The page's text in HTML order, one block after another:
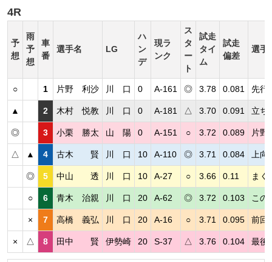
4R
予
想
雨
予
想
車
番
選手名 LG
ハ
ン
デ
現ラ
ンク
ス
タ
ー
ト
試走
タイ
ム
試走
偏差
選手
○ 1 片野 利沙 川 口 0 A-161 ◎ 3.78 0.081 先行
▲ 2 木村 悦教 川 口 0 A-181 △ 3.70 0.091 立ち
◎ 3 小栗 勝太 山 陽 0 A-151 ○ 3.72 0.089 片野
△ ▲ 4 古木 賢 川 口 10 A-110 ◎ 3.71 0.084 上向
◎ 5 中山 透 川 口 10 A-27 ○ 3.66 0.11 まく
○ 6 青木 治親 川 口 20 A-62 ◎ 3.72 0.103 この
× 7 高橋 義弘 川 口 20 A-16 ○ 3.71 0.095 前回
× △ 8 田中 賢 伊勢崎 20 S-37 △ 3.76 0.104 最後